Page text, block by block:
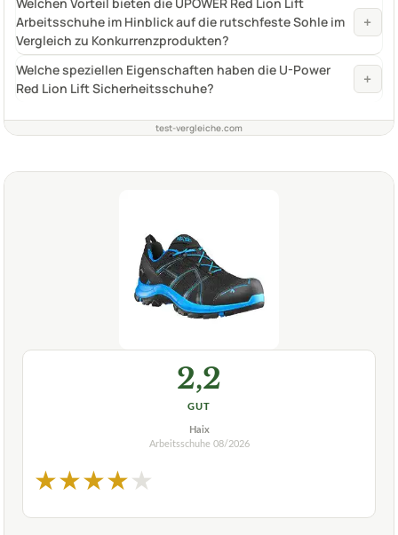
Welchen Vorteil bieten die UPOWER Red Lion Lift
Arbeitsschuhe im Hinblick auf die rutschfeste Sohle im
Vergleich zu Konkurrenzprodukten?
+
Welche speziellen Eigenschaften haben die U-Power
Red Lion Lift Sicherheitsschuhe?
+
test-vergleiche.com
2,2
GUT
Haix
Arbeitsschuhe 08/2026
★★★★★